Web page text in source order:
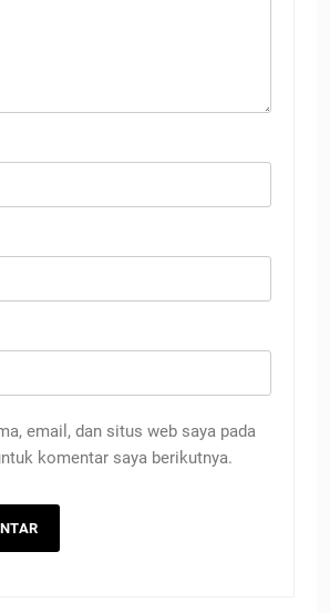
email, dan situs web saya pada
komentar saya berikutnya.